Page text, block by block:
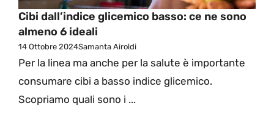
Cibi dall’indice glicemico basso: ce ne sono
almeno 6 ideali
14 Ottobre 2024Samanta Airoldi
Per la linea ma anche per la salute è importante
consumare cibi a basso indice glicemico.
Scopriamo quali sono i ...